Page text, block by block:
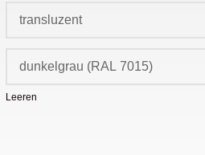
Leeren